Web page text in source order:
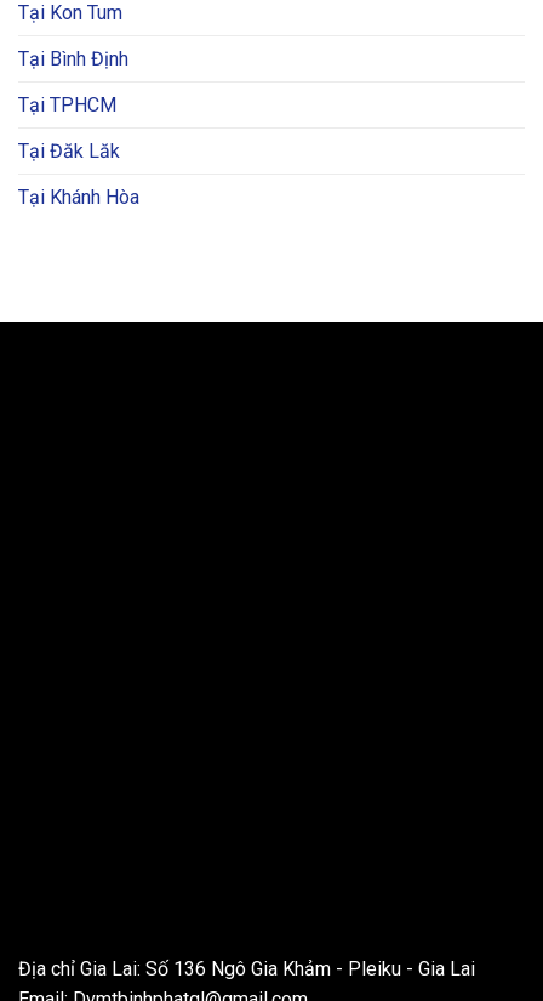
Tại Kon Tum
Tại Bình Định
Tại TPHCM
Tại Đăk Lăk
Tại Khánh Hòa
Địa chỉ Gia Lai: Số 136 Ngô Gia Khảm - Pleiku - Gia Lai